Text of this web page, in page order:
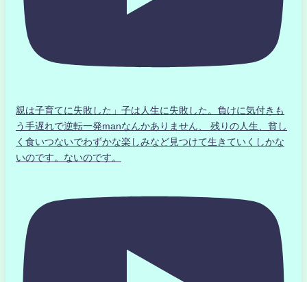
親は子育てに失敗した」子は人生に失敗した。負けに気付きも
う手遅れで逆転一発manなんかありません、 残りの人生、貧し
く食いつないでわずかな楽しみなど見つけて生きていくしかな
いのです。ないのです。